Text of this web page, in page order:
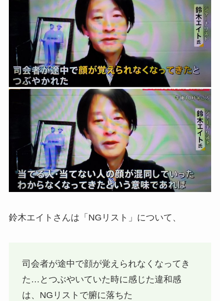
鈴木エイトさんは「NGリスト」について、
司会者が途中で顔が覚えられなくなってき
た…とつぶやいていた時に感じた違和感
は、NGリストで腑に落ちた